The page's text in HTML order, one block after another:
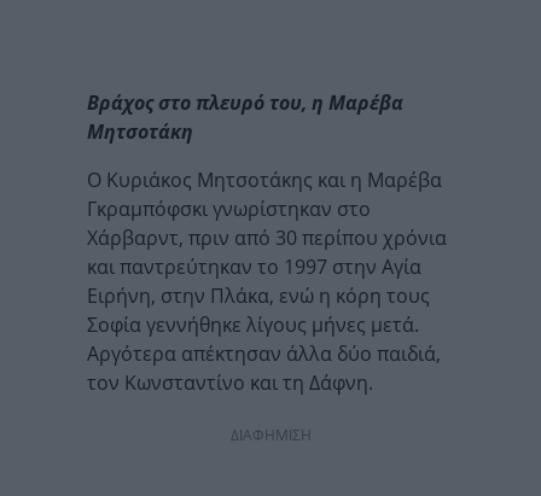
Βράχος στο πλευρό του, η Μαρέβα
Μητσοτάκη
Ο Κυριάκος Μητσοτάκης και η Μαρέβα
Γκραμπόφσκι γνωρίστηκαν στο
Χάρβαρντ, πριν από 30 περίπου χρόνια
και παντρεύτηκαν το 1997 στην Αγία
Ειρήνη, στην Πλάκα, ενώ η κόρη τους
Σοφία γεννήθηκε λίγους μήνες μετά.
Αργότερα απέκτησαν άλλα δύο παιδιά,
τον Κωνσταντίνο και τη Δάφνη.
ΔΙΑΦΗΜΙΣΗ